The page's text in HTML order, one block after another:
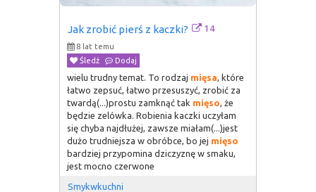
Jak zrobić pierś z kaczki? 14
8 lat temu
Śledź
Dodaj
wielu trudny temat. To rodzaj mięsa , które
łatwo zepsuć, łatwo przesuszyć, zrobić za
twardą(...)prostu zamknąć tak mięso , że
będzie zelówka. Robienia kaczki uczyłam
się chyba najdłużej, zawsze miałam(...)jest
dużo trudniejsza w obróbce, bo jej mięso
bardziej przypomina dziczyznę w smaku,
jest mocno czerwone
Smykwkuchni